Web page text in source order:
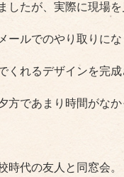
したが、実際に現場
ールでのやり取りに
くれるデザインを完成
方であまり時間がな
時代の友人と同窓会。